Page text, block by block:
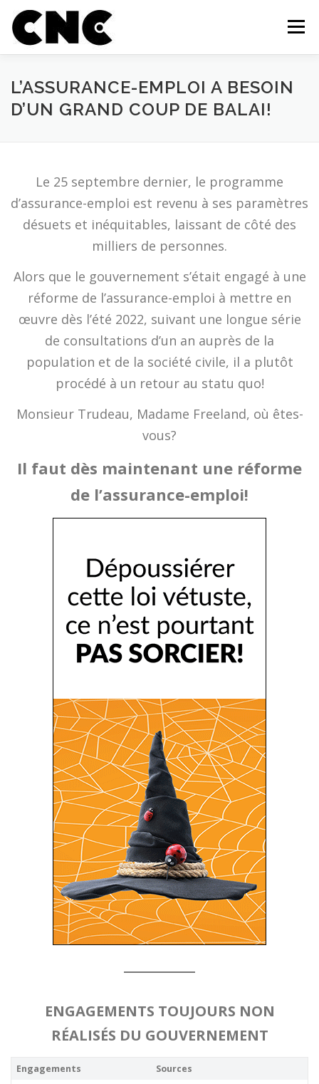
Menu
QUI SOMMES-NOUS? MEMBRES OUTILS
INFOLETTRE FAIRE UN DON CONTACT
L’ASSURANCE-EMPLOI A BESOIN
D’UN GRAND COUP DE BALAI!
Le 25 septembre dernier, le programme
d’assurance-emploi est revenu à ses paramètres
désuets et inéquitables, laissant de côté des
milliers de personnes.
Alors que le gouvernement s’était engagé à une
réforme de l’assurance-emploi à mettre en
œuvre dès l’été 2022, suivant une longue série
de consultations d’un an auprès de la
population et de la société civile, il a plutôt
procédé à un retour au statu quo!
Monsieur Trudeau, Madame Freeland, où êtes-
vous?
Il faut dès maintenant une réforme
de l’assurance-emploi!
ENGAGEMENTS TOUJOURS NON
RÉALISÉS DU GOUVERNEMENT
Engagements Sources